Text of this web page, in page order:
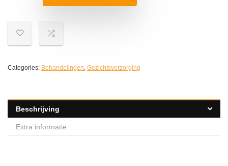
Categories: Behandelingen, Gezichtsverzorging
Beschrijving
Extra informatie